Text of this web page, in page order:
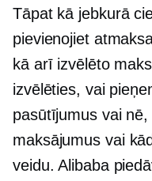
Tāpat kā jebkurā
pievienojiet
kā arī izvēlēto
izvēlēties, vai
pasūtījumus vai
maksājumus vai
veidu. Alibaba